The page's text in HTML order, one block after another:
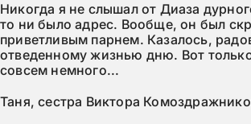
Никогда я не слышал от Диаза
то ни было адрес. Вообще, он был
приветливым парнем. Казалось,
отведенному жизнью дню. Вот
совсем немного...
Таня, сестра Виктора